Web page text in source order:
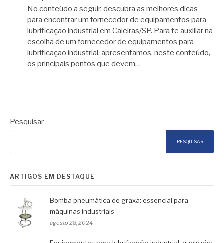
No conteúdo a seguir, descubra as melhores dicas
para encontrar um fornecedor de equipamentos para
lubrificação industrial em Caieiras/SP. Para te auxiliar na
escolha de um fornecedor de equipamentos para
lubrificação industrial, apresentamos, neste conteúdo,
os principais pontos que devem…
Pesquisar
PESQUISAR
ARTIGOS EM DESTAQUE
Bomba pneumática de graxa: essencial para
máquinas industriais
agosto 28, 2024